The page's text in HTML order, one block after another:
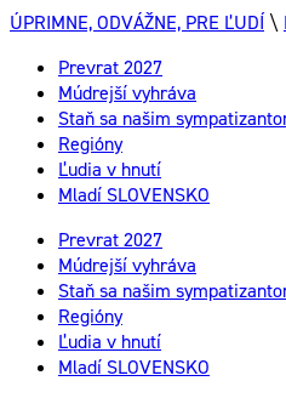
ÚPRIMNE, ODVÁŽNE, PRE ĽUDÍ \
Prevrat 2027
Múdrejší vyhráva
Staň sa našim
Regióny
Ľudia v hnutí
Mladí SLOVENSKO
Prevrat 2027
Múdrejší vyhráva
Staň sa našim
Regióny
Ľudia v hnutí
Mladí SLOVENSKO